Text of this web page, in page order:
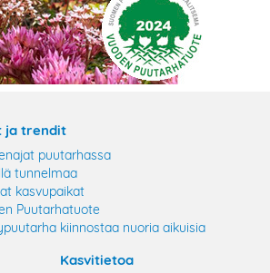
ja trendit
puutarhassa
tunnelmaa
kasvupaikat
Puutarhatuote
kiinnostaa nuoria aikuisia
Kasvitietoa